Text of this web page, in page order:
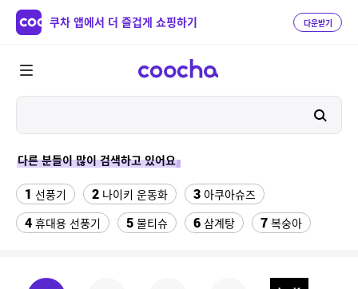
쿠차 앱에서 더 즐겁게 쇼핑하기 다운받기
다른 분들이 많이 검색하고 있어요
1 선풍기 2 나이키 운동화 3 아쿠아슈즈
4 휴대용 선풍기 5 물티슈 6 삼계탕 7 복숭아
11 서울랜드 자유이용권 13 팔찌부자재